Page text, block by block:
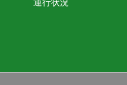
運行状況